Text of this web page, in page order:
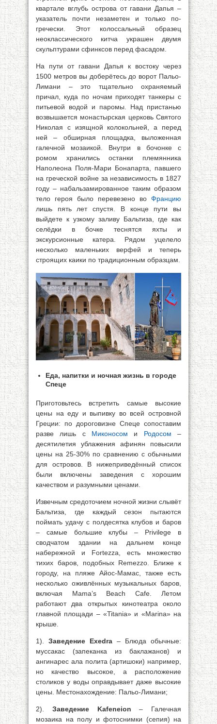
квартале вглубь острова от гавани Дапья –
указатель почти незаметен и только по-
гречески. Этот колоссальный образец
неоклассического китча украшен двумя
скульптурами сфинксов перед фасадом.
На пути от гавани Дапья к востоку через
1500 метров вы доберётесь до ворот Пальо-
Лимани – это тщательно охраняемый
причал, куда по ночам приходят танкеры с
питьевой водой и паромы. Над пристанью
возвышается монастырская церковь Святого
Николая с изящной колокольней, а перед
ней – обширная площадка, выложенная
галечной мозаикой. Внутри в бочонке с
ромом хранились останки племянника
Наполеона Поля-Мари Бонапарта, павшего
на греческой войне за независимость в 1827
году – набальзамированное таким образом
тело героя было перевезено во Францию
лишь пять лет спустя. В конце пути вы
выйдете к узкому заливу Бальтиза, где как
селёдки в бочке теснятся яхты и
экскурсионные катера. Рядом уцелело
несколько маленьких верфей и теперь
строящих каики по традиционным образцам.
Еда, напитки и ночная жизнь в городе
Спеце
Приготовьтесь встретить самые высокие
цены на еду и выпивку во всей островной
Греции: по дороговизне Спеце сопоставим
разве лишь с Миконосом и Родосом –
десятилетия ублажения афинян повысили
цены на 25-30% по сравнению с обычными
для островов. В нижеприведённый список
были включены заведения с хорошим
качеством и разумными ценами.
Извечным средоточием ночной жизни слывёт
Бальтиза, где каждый сезон пытаются
поймать удачу с полдесятка клубов и баров
– самые большие клубы – Privilege в
сводчатом здании на дальнем конце
набережной и Fortezza, есть множество
тихих баров, подобных Remezzo. Ближе к
городу, на пляже Айос-Mамac, также есть
несколько оживлённых музыкальных баров,
включая Mama’s Beach Cafe. Летом
работают два открытых кинотеатра около
главной площади – «Titania» и «Marina» на
крыше.
1). Заведение Exedra – Блюда обычные:
муссакас (запеканка из баклажанов) и
ангинарес ала полита (артишоки) например,
но качество высокое, а расположение
столиков у воды оправдывает даже высокие
цены. Местонахождение: Пальо-Лимани;
2). Заведение Kafeneion – Галечная
мозаика на полу и фотоснимки (сепия) на